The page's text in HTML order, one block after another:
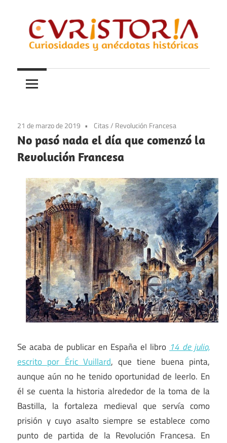
contenido
Curistoria
y
anécdotas
historia
21 de marzo de 2019 Citas/ Revolución Francesa
No pasó nada el día que comenzó la
Revolución Francesa
Se acaba de publicar en España el libro 14 de julio,
escrito por Éric Vuillard, que tiene buena pinta,
aunque aún no he tenido oportunidad de leerlo. En
él se cuenta la historia alrededor de la toma de la
Bastilla, la fortaleza medieval que servía como
prisión y cuyo asalto siempre se establece como
punto de partida de la Revolución Francesa. En